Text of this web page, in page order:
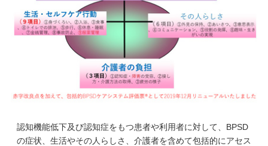
認知機能低下及び認知症をもつ患者や利用者に対して、BPSD
の症状、生活やその人らしさ、介護者を含めて包括的にアセス